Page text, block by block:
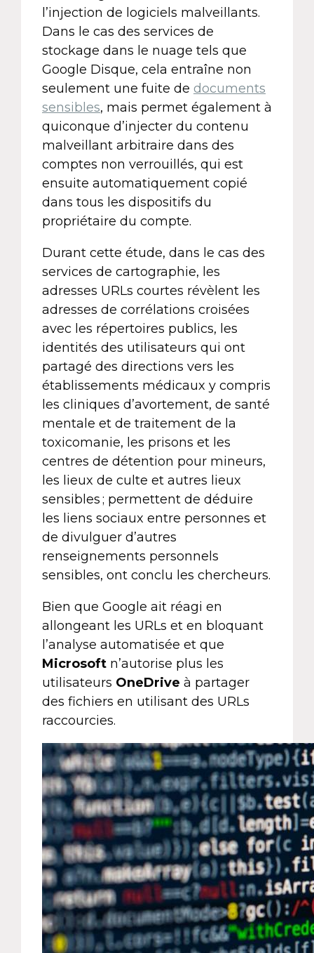
l’injection de logiciels malveillants.
Dans le cas des services de
stockage dans le nuage tels que
Google Disque, cela entraîne non
seulement une fuite de documents
sensibles, mais permet également à
quiconque d’injecter du contenu
malveillant arbitraire dans des
comptes non verrouillés, qui est
ensuite automatiquement copié
dans tous les dispositifs du
propriétaire du compte.
Durant cette étude, dans le cas des
services de cartographie, les
adresses URLs courtes révèlent les
adresses de corrélations croisées
avec les répertoires publics, les
identités des utilisateurs qui ont
partagé des directions vers les
établissements médicaux y compris
les cliniques d’avortement, de santé
mentale et de traitement de la
toxicomanie, les prisons et les
centres de détention pour mineurs,
les lieux de culte et autres lieux
sensibles ; permettent de déduire
les liens sociaux entre personnes et
de divulguer d’autres
renseignements personnels
sensibles, ont conclu les chercheurs.
Bien que Google ait réagi en
allongeant les URLs et en bloquant
l’analyse automatisée et que
Microsoft n’autorise plus les
utilisateurs OneDrive à partager
des fichiers en utilisant des URLs
raccourcies.